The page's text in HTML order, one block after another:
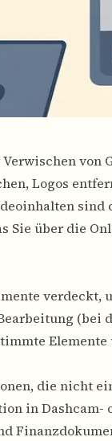
Logos
Sie über die
die nicht
in Dashcam-